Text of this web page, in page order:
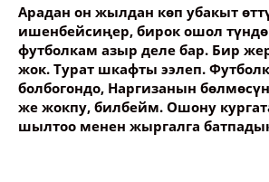
Арадан он жылдан көп убакыт
ишенбейсиңер, бирок ошол
футболкам азыр деле бар. Бир
жок. Турат шкафты ээлеп.
болбогондо, Наргизанын
же жокпу, билбейм. Ошону
шылтоо менен жыргалга